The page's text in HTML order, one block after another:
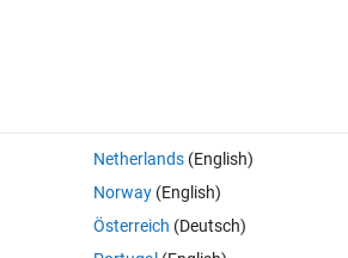
In MATLAB Online öffnen 0 Stimmen
code. I have an equation that depends on a
theta's end point depends on another
Netherlands(English)
Norway(English)
Österreich (Deutsch)